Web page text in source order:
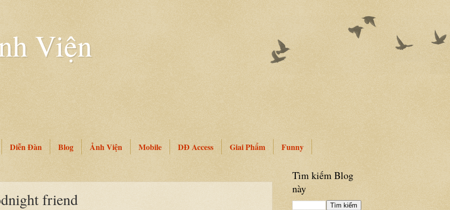
Viện
Diễn Đàn Blog Ảnh Viện Mobile DĐ Access Giai Phẩm Funny
friend
Tìm kiếm Blog
này